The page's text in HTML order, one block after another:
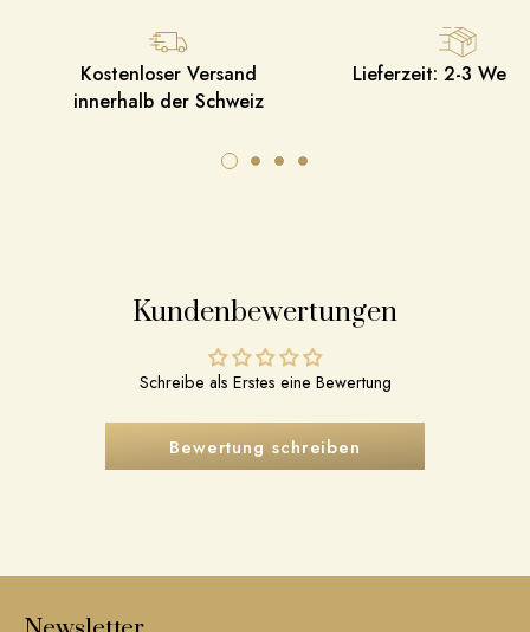
Kostenloser Versand
innerhalb der Schweiz
Lieferzeit: 2-3
Kundenbewertungen
Schreibe als Erstes eine Bewertung
Bewertung schreiben